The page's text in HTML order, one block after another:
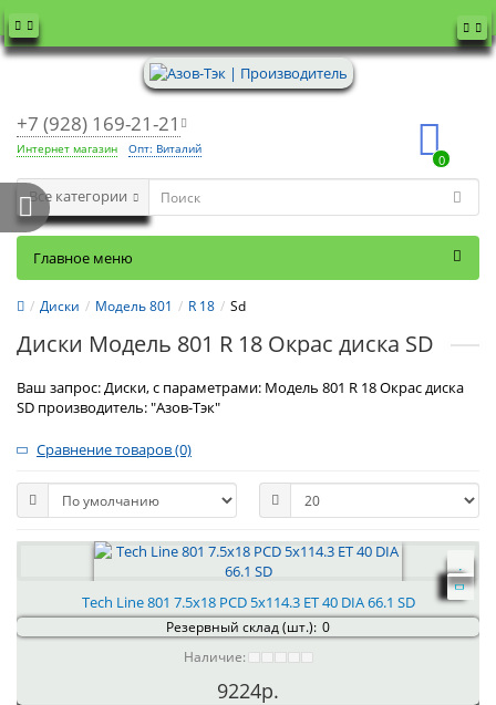
+7 (928) 169-21-21
Интернет магазин Опт: Виталий
0
Все категории
Главное меню
Диски Модель 801 R 18 Sd
Диски Модель 801 R 18 Окрас диска SD
Ваш запрос: Диски, с параметрами: Модель 801 R 18 Окрас диска
SD производитель: "Азов-Тэк"
Сравнение товаров (0)
Tech Line 801 7.5x18 PCD 5x114.3 ET 40 DIA 66.1 SD
Резервный склад (шт.): 0
Наличие:
9224р.